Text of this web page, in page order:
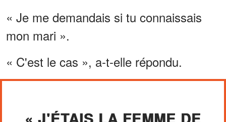
« Je me demandais si tu connaissais
mon mari ».
« C'est le cas », a-t-elle répondu.